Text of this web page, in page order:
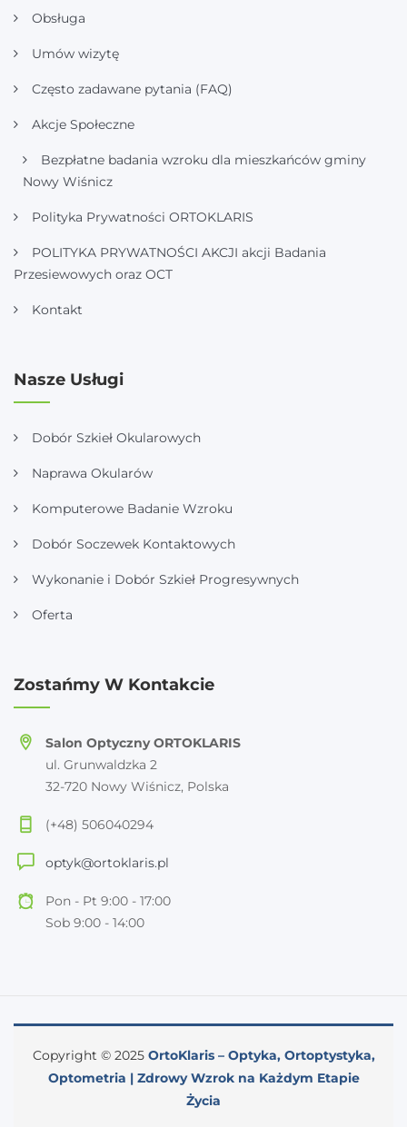
Obsługa
Umów wizytę
Często zadawane pytania (FAQ)
Akcje Społeczne
Bezpłatne badania wzroku dla mieszkańców gminy
Nowy Wiśnicz
Polityka Prywatności ORTOKLARIS
POLITYKA PRYWATNOŚCI AKCJI akcji Badania
Przesiewowych oraz OCT
Kontakt
Nasze Usługi
Dobór Szkieł Okularowych
Naprawa Okularów
Komputerowe Badanie Wzroku
Dobór Soczewek Kontaktowych
Wykonanie i Dobór Szkieł Progresywnych
Oferta
Zostańmy W Kontakcie
Salon Optyczny ORTOKLARIS
ul. Grunwaldzka 2
32-720 Nowy Wiśnicz, Polska
(+48) 506040294
optyk@ortoklaris.pl
Pon - Pt 9:00 - 17:00
Sob 9:00 - 14:00
Copyright © 2025 OrtoKlaris – Optyka, Ortoptystyka,
Optometria | Zdrowy Wzrok na Każdym Etapie
Życia